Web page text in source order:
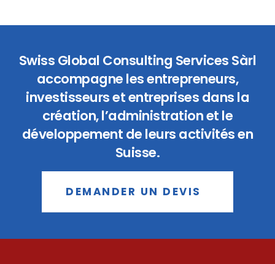
Swiss Global Consulting Services Sàrl
accompagne les entrepreneurs,
investisseurs et entreprises dans la
création, l’administration et le
développement de leurs activités en
Suisse.
DEMANDER UN DEVIS